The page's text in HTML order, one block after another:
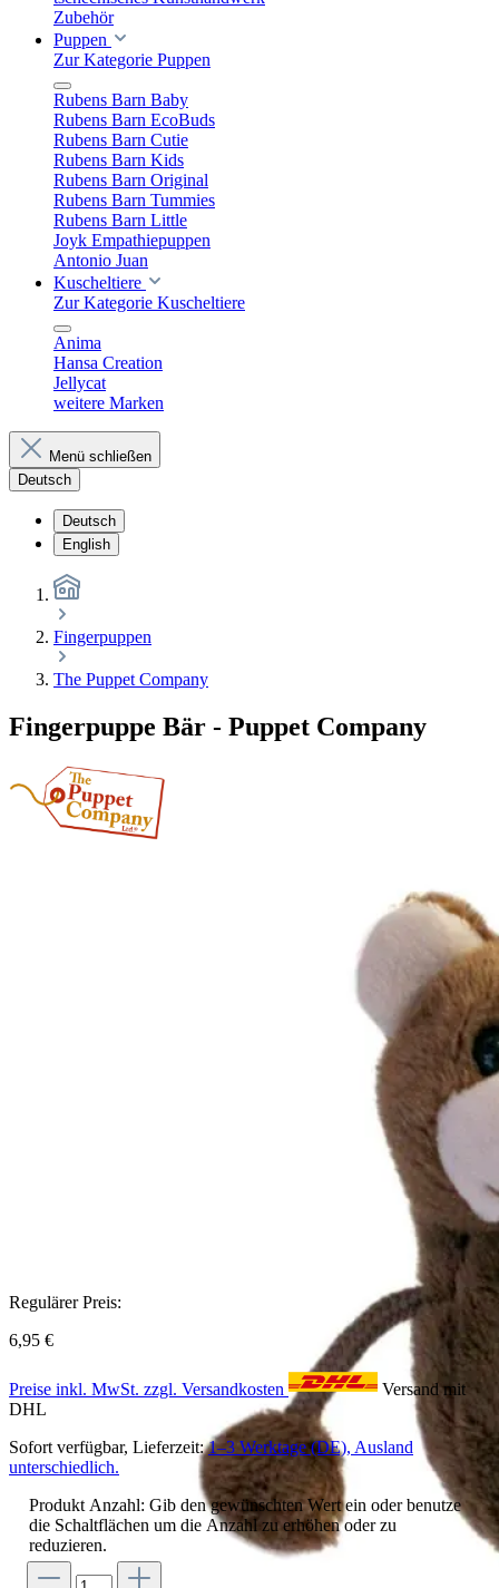
Zubehör
Puppen
Zur Kategorie Puppen
Rubens Barn Baby
Rubens Barn EcoBuds
Rubens Barn Cutie
Rubens Barn Kids
Rubens Barn Original
Rubens Barn Tummies
Rubens Barn Little
Joyk Empathiepuppen
Antonio Juan
Kuscheltiere
Zur Kategorie Kuscheltiere
Anima
Hansa Creation
Jellycat
weitere Marken
Menü schließen
Deutsch
Deutsch
English
Fingerpuppen
The Puppet Company
Fingerpuppe Bär - Puppet Company
Regulärer Preis:
6,95 €
Preise inkl. MwSt. zzgl. Versandkosten
Versand mit
DHL
Sofort verfügbar, Lieferzeit:1–3 Werktage (DE), Ausland
unterschiedlich.
Produkt Anzahl: Gib den gewünschten Wert ein oder benutze
die Schaltflächen um die Anzahl zu erhöhen oder zu
reduzieren.